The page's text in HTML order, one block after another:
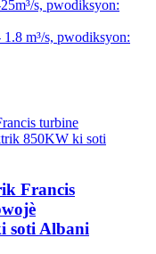
Francis
soti Albani